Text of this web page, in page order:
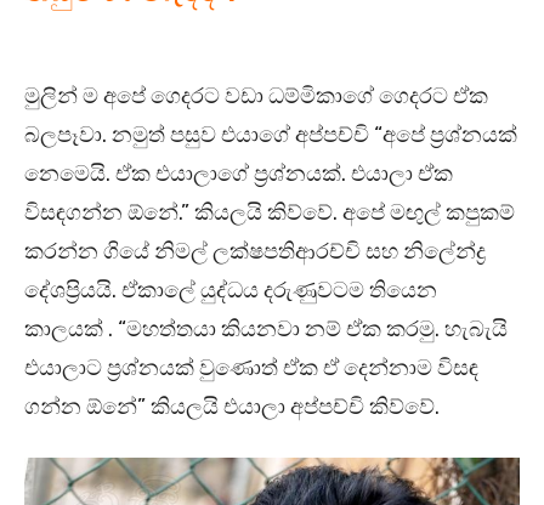
මුලින් ම අපේ ගෙදරට වඩා ධම්මිකාගේ ගෙදරට ඒක
බලපෑවා. නමුත් පසුව එයාගේ අප්පච්චි “අපේ ප්‍රශ්නයක්
නෙමෙයි. ඒක එයාලාගේ ප්‍රශ්නයක්. එයාලා ඒක
විසඳගන්න ඕනේ.” කියලයි කිව්වේ. අපේ මඟුල් කපුකම්
කරන්න ගියේ නිමල් ලක්ෂපතිආරච්චි සහ නිලේන්ද්‍ර
දේශප්‍රියයි. ඒකාලේ යුද්ධය දරුණුවටම තියෙන
කාලයක් . “මහත්තයා කියනවා නම් ඒක කරමු. හැබැයි
එයාලාට ප්‍රශ්නයක් වුණොත් ඒක ඒ දෙන්නාම විසඳ
ගන්න ඕනේ” කියලයි එයාලා අප්පච්චි කිව්වේ.